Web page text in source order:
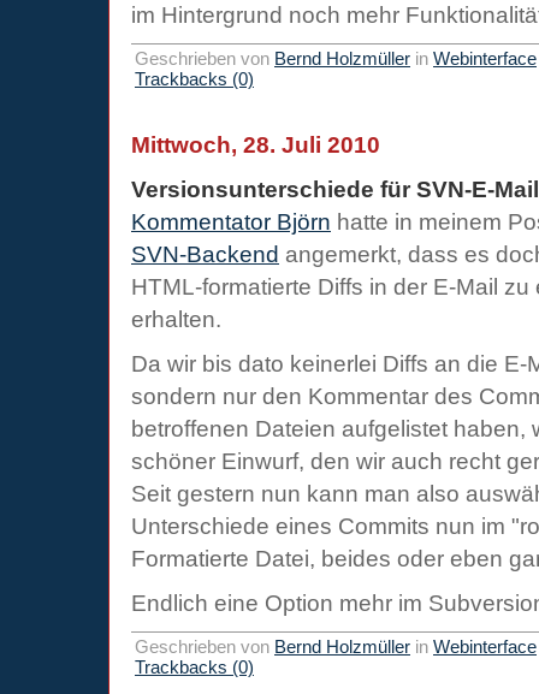
im Hintergrund noch mehr
Geschrieben von Bernd Holzmüller in Webinterface
Trackbacks (0)
Mittwoch, 28. Juli 2010
Versionsunterschiede für SVN-E-Mail
Kommentator Björn hatte in meinem
SVN-Backend angemerkt, dass es
HTML-formatierte Diffs in der E-Mail
erhalten.
Da wir bis dato keinerlei Diffs an die
sondern nur den Kommentar des
betroffenen Dateien aufgelistet haben,
schöner Einwurf, den wir auch recht
Seit gestern nun kann man also
Unterschiede eines Commits nun im
Formatierte Datei, beides oder eben
Endlich eine Option mehr im
Geschrieben von Bernd Holzmüller in Webinterface
Trackbacks (0)